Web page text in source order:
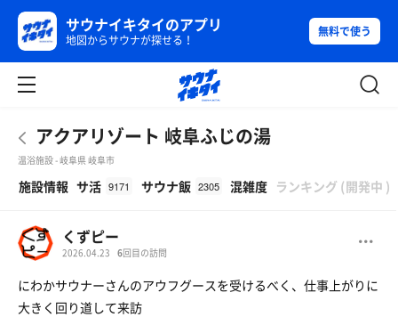
サウナイキタイのアプリ
地図からサウナが探せる！
無料で使う
アクアリゾート 岐阜ふじの湯
温浴施設 - 岐阜県 岐阜市
施設情報 サ活 9171 サウナ飯 2305 混雑度 ランキング (開発中 )
くずピー
2026.04.23 6回目の訪問
にわかサウナーさんのアウフグースを受けるべく、仕事上がりに
大きく回り道して来訪